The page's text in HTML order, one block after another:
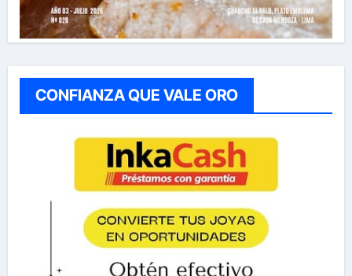
CONFIANZA QUE VALE ORO